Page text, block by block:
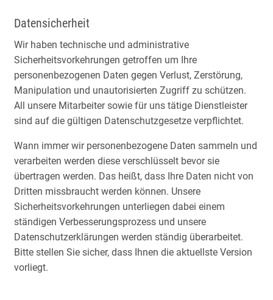
Datensicherheit
Wir haben technische und administrative
Sicherheitsvorkehrungen getroffen um Ihre
personenbezogenen Daten gegen Verlust, Zerstörung,
Manipulation und unautorisierten Zugriff zu schützen.
All unsere Mitarbeiter sowie für uns tätige Dienstleister
sind auf die gültigen Datenschutzgesetze verpflichtet.
Wann immer wir personenbezogene Daten sammeln und
verarbeiten werden diese verschlüsselt bevor sie
übertragen werden. Das heißt, dass Ihre Daten nicht von
Dritten missbraucht werden können. Unsere
Sicherheitsvorkehrungen unterliegen dabei einem
ständigen Verbesserungsprozess und unsere
Datenschutzerklärungen werden ständig überarbeitet.
Bitte stellen Sie sicher, dass Ihnen die aktuellste Version
vorliegt.